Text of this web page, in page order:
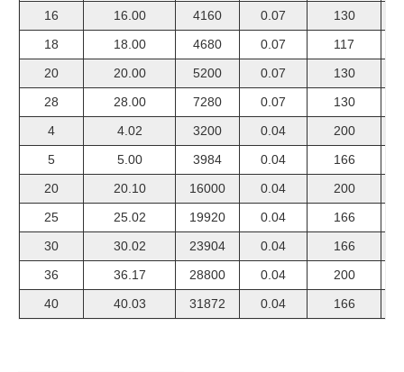
16 16.00 4160 0.07
130
18
18.00 4680 0.07
117
20
20.00 5200 0.07
130
28
28.00 7280 0.07
130
4
4.02 3200 0.04
200
5
5.00 3984 0.04
166
20
20.10 16000 0.04
200
25
25.02 19920 0.04
166
30
30.02 23904 0.04
166
36
36.17 28800 0.04
200
40
40.03 31872 0.04 166